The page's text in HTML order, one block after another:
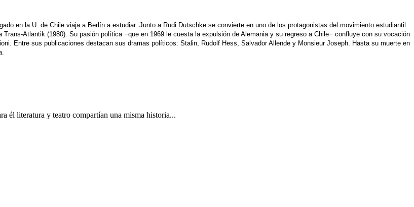
en la U. de Chile viaja a Berlín a estudiar. Junto a Rudi Dutschke se convierte en uno de los protagonistas del movimiento estudiantil
Atlantik (1980). Su pasión política −que en 1969 le cuesta la expulsión de Alemania y su regreso a Chile− confluye con su vocación
Entre sus publicaciones destacan sus dramas políticos: Stalin, Rudolf Hess, Salvador Allende y Monsieur Joseph. Hasta su muerte en
él literatura y teatro compartían una misma historia...